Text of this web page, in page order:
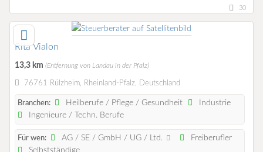
30
Rita Vialon
13,3 km (Entfernung von Landau in der Pfalz)
76761 Rülzheim, Rheinland-Pfalz, Deutschland
Branchen: Heilberufe / Pflege / Gesundheit
Industrie
Ingenieure / Techn. Berufe
Für wen: AG / SE / GmbH / UG / Ltd.
Freiberufler
Selbstständige